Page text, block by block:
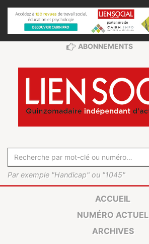
Par exemple "Handicap" ou "1045"
ABONNEMENTS
ACCUEIL
NUMÉRO ACTUEL
ARCHIVES